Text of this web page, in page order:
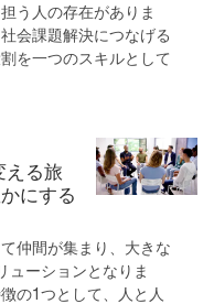
う人の存在がありま
会課題解決につなげる
を一つのスキルとして
える旅
にする
仲間が集まり、大きな
ューションとなりま
の1つとして、人と人